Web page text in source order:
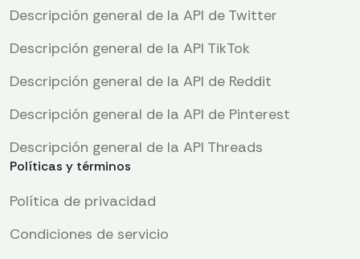
Descripción general de la API de Twitter
Descripción general de la API TikTok
Descripción general de la API de Reddit
Descripción general de la API de Pinterest
Descripción general de la API Threads
Políticas y términos
Política de privacidad
Condiciones de servicio